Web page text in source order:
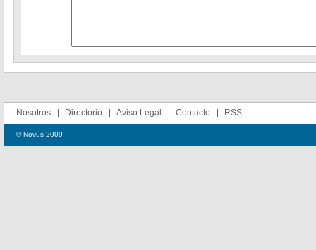
Nosotros Directorio Aviso Legal Contacto RSS
© Novus 2009